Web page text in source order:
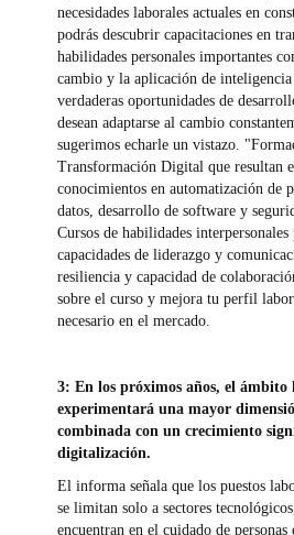
necesidades laborales actuales en
podrás descubrir capacitaciones en
habilidades personales importantes
cambio y la aplicación de
verdaderas oportunidades de
desean adaptarse al cambio
sugerimos echarle un vistazo.
Transformación Digital que resultan
conocimientos en automatización de
datos, desarrollo de software y
Cursos de habilidades
capacidades de liderazgo y
resiliencia y capacidad de
sobre el curso y mejora tu perfil
necesario en el mercado.
3: En los próximos años, el ámbito
experimentará una mayor
combinada con un crecimiento
digitalización.
El informa señala que los puestos
se limitan solo a sectores
encuentran en el cuidado de